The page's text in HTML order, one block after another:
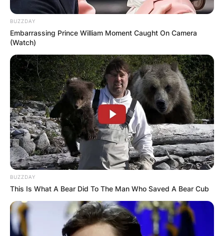
BUZZDAY
Embarrassing Prince William Moment Caught On Camera
(Watch)
BUZZDAY
This Is What A Bear Did To The Man Who Saved A Bear Cub